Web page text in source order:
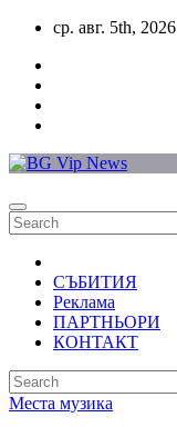
Skip
content
ср. авг. 5th, 2026
СЪБИТИЯ
Реклама
ПАРТНЬОРИ
КОНТАКТ
Места музика